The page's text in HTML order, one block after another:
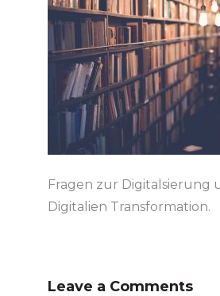
Fragen zur Digitalsierung
Digitalien Transformation.
Leave a Comments